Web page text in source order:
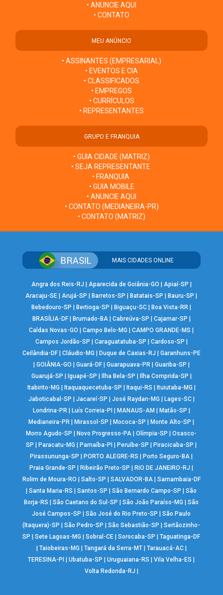
• ANUNCIE AQUI
• CONTATO
MEU ANÚNCIO
• ASSINANTES (EMPRESARIAL)
• EVENTOS E CIA
• CLASSIFICADOS
• EMPREGOS
• CURRÍCULOS
• REPRESENTANTES
GRUPO E FRANQUIA
• GUIA CIDADE (MATRIZ)
• SEJA REPRESENTANTE
• FRANQUIA
• GUIA MOBILE
• ANUNCIE AQUI
• CONTATO (MEDIANEIRA-PR)
• CONTATO (MATRIZ)
MAIS CIDADES ONLINE
Angra dos Reis-RJ | Aparecida de Goiânia-GO | Apiaí-SP |
Aracaju-SE |Arujá-SP |Barretos-SP |Batatais-SP |Bauru-SP |
Bebedouro-SP |Bertioga-SP |Biguaçu-SC |Boa Vista-RR |
BRASÍLIA-DF| Brumado-BA| Cabreúva-SP | Cajamar-SP |
Caldas Novas-GO |Campo Belo-MG |CAMPO GRANDE-MS |
Campos Jordão-SP | Caraguatatuba-SP | Cardoso-SP |
Ceilândia-DF| Cláudio-MG | Duque de Caxias-RJ | Garanhuns-PE
| GOIÂNIA-GO | Guará-DF| Guarapuava-PR| Guariba-SP |
Guarujá-SP | Iguapé-SP | Ilha Bela-SP | Ilha Comprida-SP |
Itabirito-MG | Itaquaquecetuba-SP | Itaqui-RS | Ituiutaba-MG |
Jaboticabal-SP | Jacareí-SP | José Raydan-MG | Lages-SC|
Londrina-PR| Luís Correia-PI | MANAUS-AM | Matão-SP |
Medianeira-PR |Mirassol-SP |Mococa-SP |Monte Alto-SP |
Morro Agudo-SP |Novo Progresso-PA |Olímpia-SP |Osasco-
SP |Paracatu-MG |Parnaíba-PI |Peruíbe-SP |Piracicaba-SP |
Pirassununga-SP |PORTO ALEGRE-RS |Porto Seguro-BA |
Praia Grande-SP |Ribeirão Preto-SP |RIO DE JANEIRO-RJ |
Rolim de Moura-RO | Salto-SP | SALVADOR-BA| Samambaia-DF
|Santa Maria-RS |Santos-SP |São Bernardo Campo-SP |São
Borja-RS |São Caetano do Sul-SP |São João Paraíso-MG |São
José Campos-SP |São José do Rio Preto-SP |São Paulo
(Itaquera)-SP |São Pedro-SP |São Sebastião-SP |Sertãozinho-
SP |Sete Lagoas-MG |Sobral-CE |Sorocaba-SP |Taguatinga-DF
| Taiobeiras-MG | Tangará da Serra-MT| Tarauacá-AC|
TERESINA-PI |Ubatuba-SP |Uruguaiana-RS |Vila Velha-ES |
Volta Redonda-RJ |